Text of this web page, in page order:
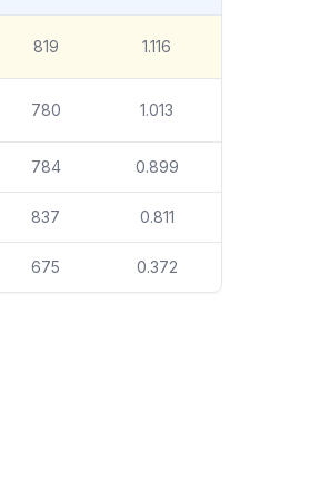
819 1.116
780 1.013
784 0.899
837 0.811
675 0.372